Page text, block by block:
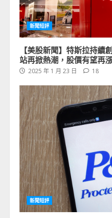
新聞短評
【美股新聞】特斯拉持續
站再掀熱潮，股價有望再
2025 年 1 月 23 日 18
新聞短評